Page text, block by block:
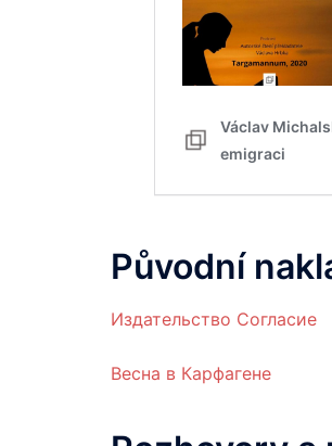
Původní
Издательство Согласие
Весна в Карфагене